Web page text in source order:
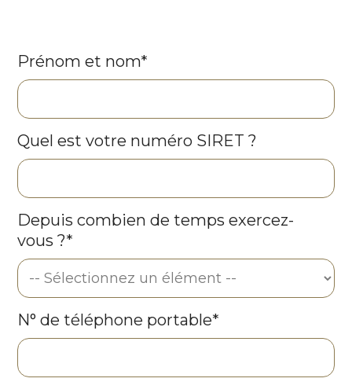
Prénom et nom*
Quel est votre numéro SIRET ?
Depuis combien de temps exercez-
vous ?*
N° de téléphone portable*